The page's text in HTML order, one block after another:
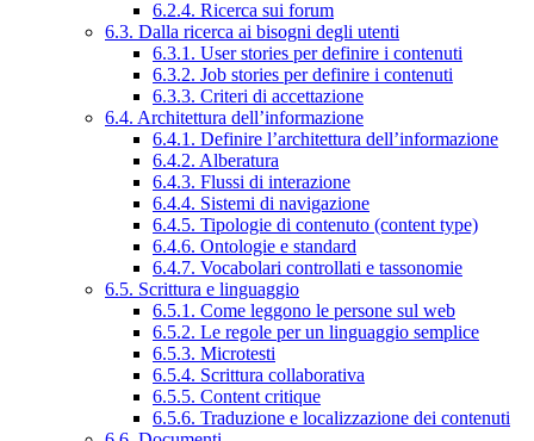
6.2.4. Ricerca sui forum
6.3. Dalla ricerca ai bisogni degli utenti
6.3.1. User stories per definire i contenuti
6.3.2. Job stories per definire i contenuti
6.3.3. Criteri di accettazione
6.4. Architettura dell’informazione
6.4.1. Definire l’architettura dell’informazione
6.4.2. Alberatura
6.4.3. Flussi di interazione
6.4.4. Sistemi di navigazione
6.4.5. Tipologie di contenuto (content type)
6.4.6. Ontologie e standard
6.4.7. Vocabolari controllati e tassonomie
6.5. Scrittura e linguaggio
6.5.1. Come leggono le persone sul web
6.5.2. Le regole per un linguaggio semplice
6.5.3. Microtesti
6.5.4. Scrittura collaborativa
6.5.5. Content critique
6.5.6. Traduzione e localizzazione dei contenuti